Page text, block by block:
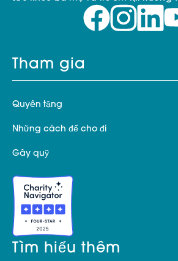
Tham gia
Quyên tặng
Những cách để cho đi
Gây quỹ
Tìm hiểu thêm